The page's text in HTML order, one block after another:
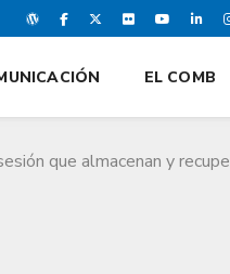
que almacenan y
EL COMB